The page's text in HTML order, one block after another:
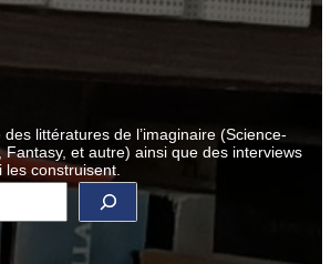
des littératures de l’imaginaire (Science-
Fantasy, et autre) ainsi que des interviews
construisent.